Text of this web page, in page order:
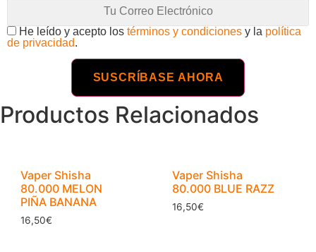
He leído y acepto los términos y condiciones y la política
de privacidad.
Productos Relacionados
Vaper Shisha
80.000 MELON
PIÑA BANANA
16,50€
Vaper Shisha
80.000 BLUE RAZZ
16,50€